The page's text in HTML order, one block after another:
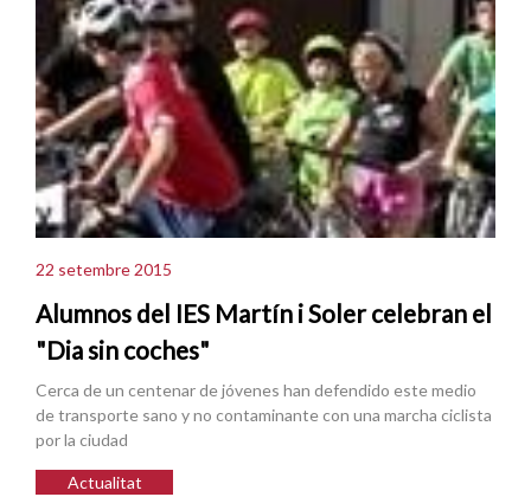
22 setembre 2015
Alumnos del IES Martín i Soler celebran el
"Dia sin coches"
Cerca de un centenar de jóvenes han defendido este medio
de transporte sano y no contaminante con una marcha ciclista
por la ciudad
Actualitat